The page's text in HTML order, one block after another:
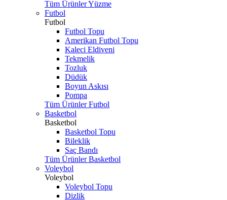
Tüm Ürünler Yüzme
Futbol
Futbol
Futbol Topu
Amerikan Futbol Topu
Kaleci Eldiveni
Tekmelik
Tozluk
Düdük
Boyun Askısı
Pompa
Tüm Ürünler Futbol
Basketbol
Basketbol
Basketbol Topu
Bileklik
Saç Bandı
Tüm Ürünler Basketbol
Voleybol
Voleybol
Voleybol Topu
Dizlik